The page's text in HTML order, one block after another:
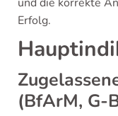
Erfolg.
(BfArM, G-